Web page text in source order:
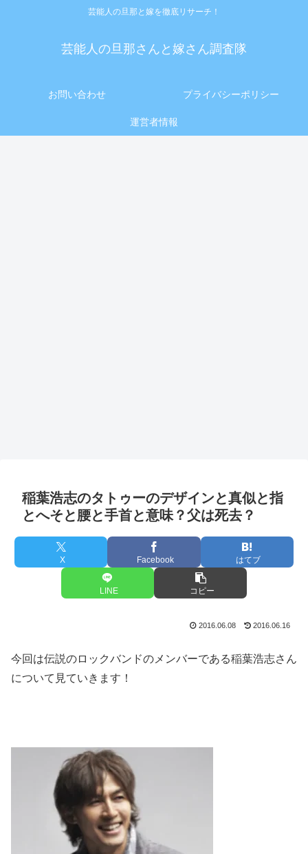
芸能人の旦那と嫁を徹底リサーチ！
芸能人の旦那さんと嫁さん調査隊
お問い合わせ プライバシーポリシー
運営者情報
稲葉浩志のタトゥーのデザインと真似と指
とへそと腰と手首と意味？父は死去？
X Facebook はてブ
LINE コピー
2016.06.08 2016.06.16
今回は伝説のロックバンドのメンバーである稲葉浩志さん
について見ていきます！